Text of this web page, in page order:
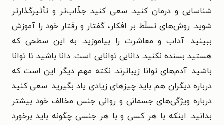
شناسایی و درمان کنید. سعی کنید جذّاب‌تر و تأثیرگذارتر
شوید. روش‌های تسلّط بر افکار، گفتار و رفتار خود را آموزش
ببینید. آداب و معاشرت را بیاموزید. به این سطحی که
هستید بسنده نکنید. دانایی توانایی است. دانا باشید تا توانا
باشید. آدم‌های توانا زیباترند. نکته مهم دیگر این است که
درباره دیگران هم باید چیزهای زیادی یاد بگیرید. سعی کنید
درباره ویژگی‌های جسمانی و روانی جنس مخالف خود بیشتر
بدانید. اینکه با هر کسی و با هر جنسی چگونه باید برخورد